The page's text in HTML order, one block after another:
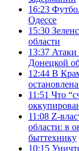
16:23
Одессе
15:30
области
13:37
Донецкой
12:44 В
11:51 Что
11:08 Z-
области: в
быттехнику
10:15